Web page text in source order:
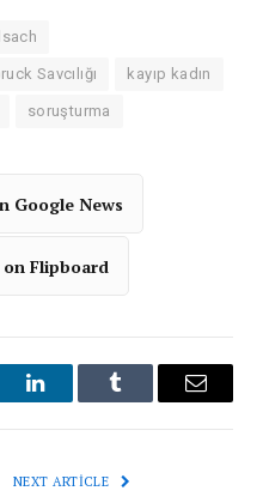
Savcılığı kayıp kadın
soruşturma
Google News
Flipboard
LinkedInTumblr Email
NEXT ARTICLE